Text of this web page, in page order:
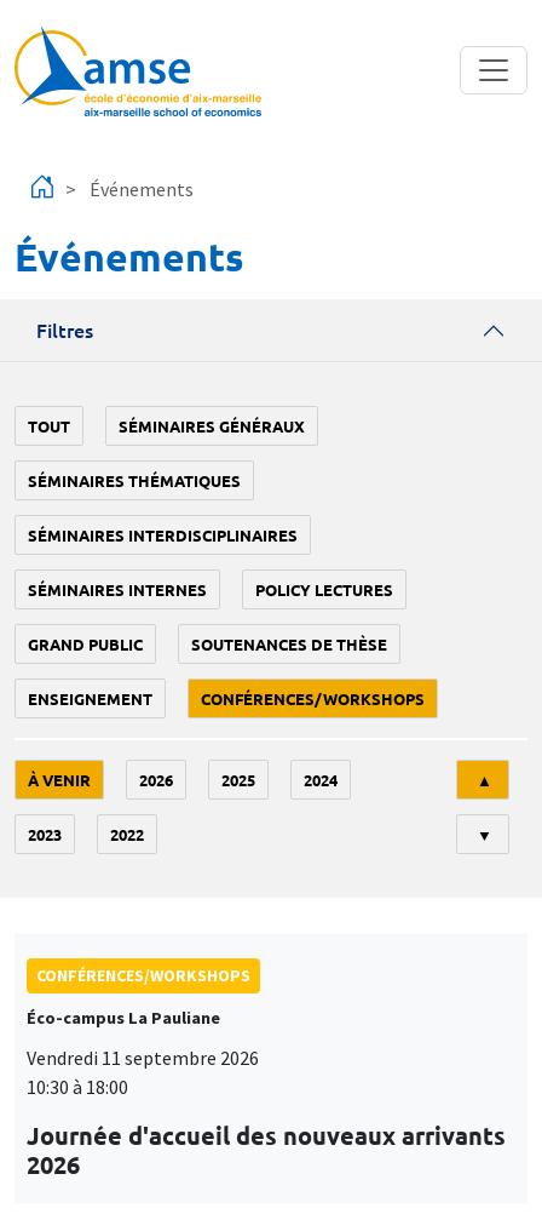
Événements
Événements
Filtres
TOUT SÉMINAIRES GÉNÉRAUX
SÉMINAIRES THÉMATIQUES
SÉMINAIRES INTERDISCIPLINAIRES
SÉMINAIRES INTERNES POLICY LECTURES
GRAND PUBLIC SOUTENANCES DE THÈSE
ENSEIGNEMENT CONFÉRENCES/WORKSHOPS
À VENIR 2026 2025 2024
2023 2022
▲
▼
CONFÉRENCES/WORKSHOPS
Éco-campus La Pauliane
Vendredi 11 septembre 2026
10:30 à 18:00
Journée d'accueil des nouveaux arrivants
2026